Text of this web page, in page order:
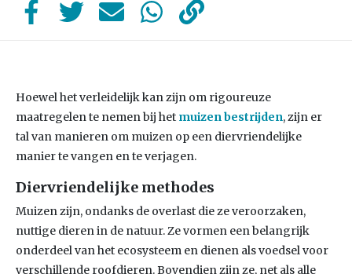
Hoewel het verleidelijk kan zijn om rigoureuze
maatregelen te nemen bij het muizen bestrijden, zijn er
tal van manieren om muizen op een diervriendelijke
manier te vangen en te verjagen.
Diervriendelijke methodes
Muizen zijn, ondanks de overlast die ze veroorzaken,
nuttige dieren in de natuur. Ze vormen een belangrijk
onderdeel van het ecosysteem en dienen als voedsel voor
verschillende roofdieren. Bovendien zijn ze, net als alle